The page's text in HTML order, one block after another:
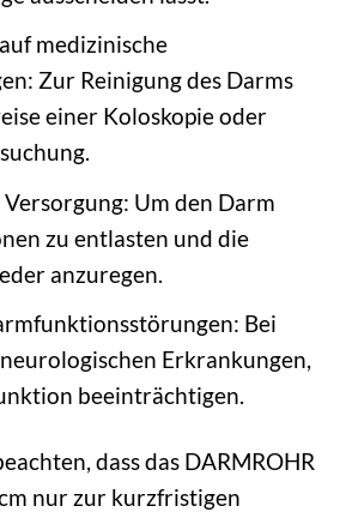
medizinische
Zur Reinigung des Darms
einer Koloskopie oder
Um den Darm
zu entlasten und die
anzuregen.
Bei
Erkrankungen,
beeinträchtigen.
dass das DARMROHR
nur zur kurzfristigen